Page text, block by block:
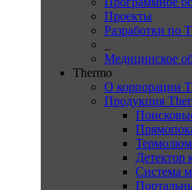
Проекты
Разработки по
Медицинское
Thermo
О корпорации
Продукция
Детектор
Система